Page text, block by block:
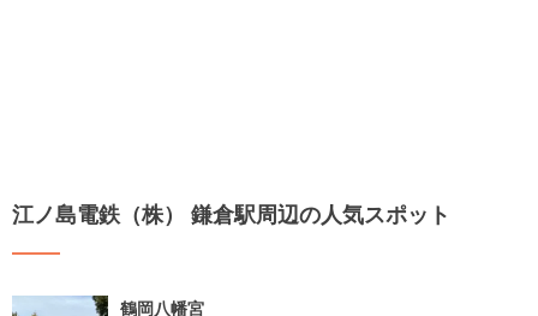
江ノ島電鉄（株） 鎌倉駅周辺の人気スポット
鶴岡八幡宮